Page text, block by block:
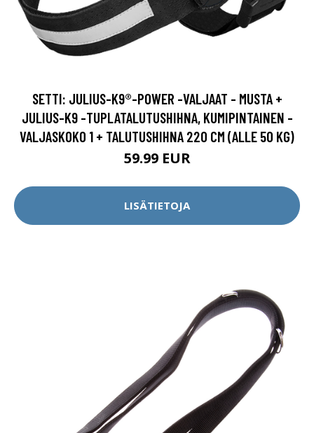
SETTI: JULIUS-K9®-POWER -VALJAAT - MUSTA +
JULIUS-K9 -TUPLATALUTUSHIHNA, KUMIPINTAINEN -
VALJASKOKO 1 + TALUTUSHIHNA 220 CM (ALLE 50 KG)
59.99 EUR
LISÄTIETOJA